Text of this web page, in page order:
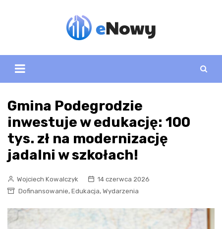
Gmina Podegrodzie
inwestuje w edukację: 100
tys. zł na modernizację
jadalni w szkołach!
Wojciech Kowalczyk
14 czerwca 2026
Dofinansowanie, Edukacja, Wydarzenia